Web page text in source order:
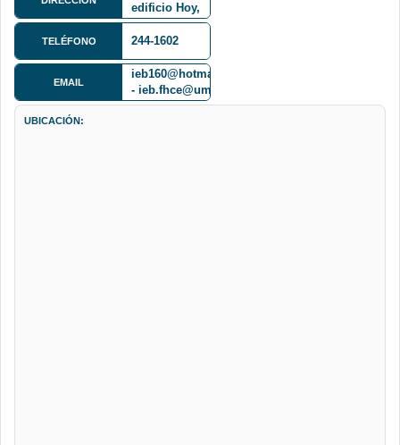
edificio Hoy,
piso 2
TELÉFONO 244-1602
EMAIL
ieb160@hotmail.com
- ieb.fhce@umsa.bo
UBICACIÓN: